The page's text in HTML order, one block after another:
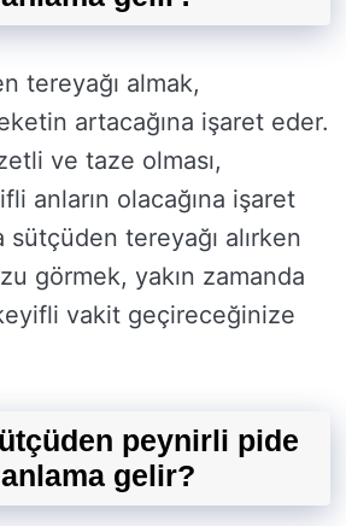
tereyağı almak,
artacağına işaret eder.
ve taze olması,
anların olacağına işaret
sütçüden tereyağı alırken
görmek, yakın zamanda
vakit geçireceğinize
peynirli pide
gelir?